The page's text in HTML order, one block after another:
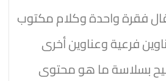
فقرة واحدة وكلام مكتوب
فرعية وعناوين أخرى
بسلاسة ما هو محتوى